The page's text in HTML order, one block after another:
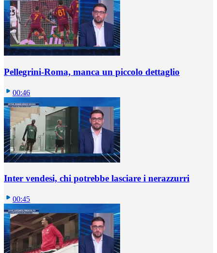
Pellegrini-Roma, manca un piccolo dettaglio
00:46
Inter vendesi, chi potrebbe lasciare i nerazzurri
00:45